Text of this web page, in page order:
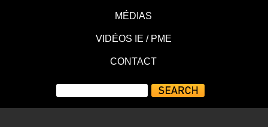
MÉDIAS
VIDÉOS IE / PME
CONTACT